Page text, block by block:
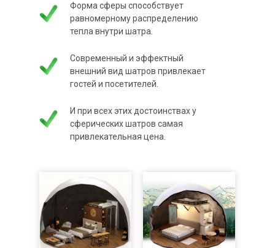
Форма сферы способствует
равномерному распределению
тепла внутри шатра.
Современный и эффектный
внешний вид шатров привлекает
гостей и посетителей.
И при всех этих достоинствах у
сферических шатров самая
привлекательная цена.